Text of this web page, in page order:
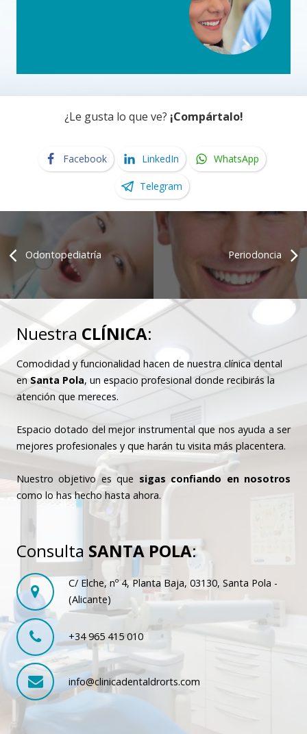
¿Le gusta lo que ve? ¡Compártalo!
Facebook LinkedIn WhatsApp
Telegram
Odontopediatría Periodoncia
Nuestra CLÍNICA:
Comodidad y funcionalidad hacen de nuestra clínica dental
enSanta Pola, un espacio profesional donde recibirás la
atención que mereces.
Espacio dotado del mejor instrumental que nos ayuda a ser
mejores profesionales y que harán tu visita más placentera.
Nuestro objetivo es que sigas confiando en nosotros
como lo has hecho hasta ahora.
Consulta SANTA POLA:
C/ Elche, nº 4, Planta Baja, 03130, Santa Pola -
(Alicante)
+34 965 415 010
info@clinicadentaldrorts.com